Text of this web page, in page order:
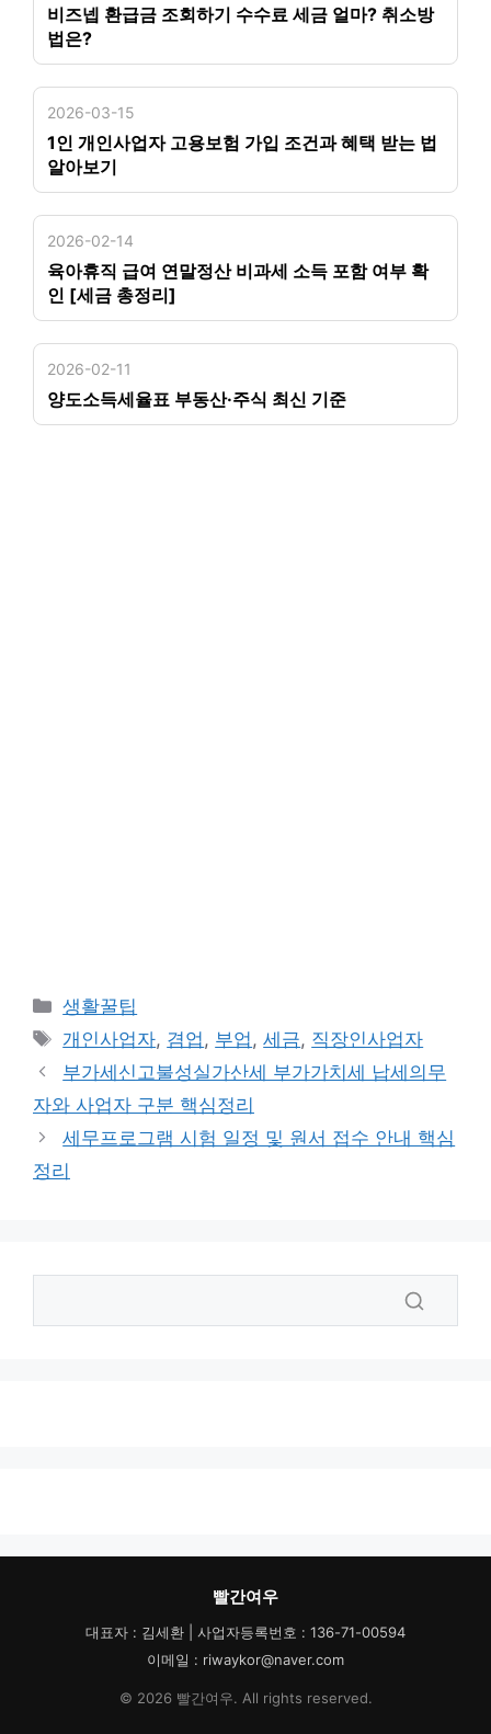
비즈넵 환급금 조회하기 수수료 세금 얼마? 취소방
법은?
2026-03-15
1인 개인사업자 고용보험 가입 조건과 혜택 받는 법
알아보기
2026-02-14
육아휴직 급여 연말정산 비과세 소득 포함 여부 확
인 [세금 총정리]
2026-02-11
양도소득세율표 부동산·주식 최신 기준
카
테
리
생활꿀팁
태
그
개인사업자, 겸업, 부업,세금, 직장인사업자
부가세신고불성실가산세 부가가치세 납세의무
자와 사업자 구분 핵심정리
세무프로그램 시험 일정 및 원서 접수 안내 핵심
정리
빨간여우
대표자 : 김세환 | 사업자등록번호 : 136-71-00594
이메일 : riwaykor@naver.com
© 2026 빨간여우. All rights reserved.